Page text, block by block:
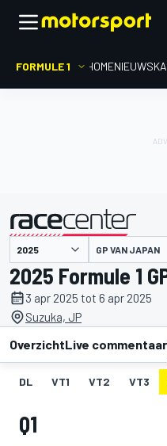
FORMULE 1 HOMENIEUWS
gepresenteerd door GP VAN JAPAN
2025 Formule 1
3 apr 2025 tot 6 apr 2025
Suzuka, JP
OverzichtLive commentaar
DL VT1 VT2 VT3
Q1